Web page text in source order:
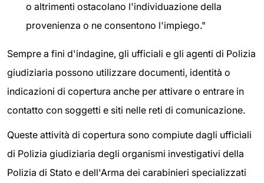
o altrimenti ostacolano l'individuazione della
provenienza o ne consentono l'impiego."
Sempre a fini d'indagine, gli ufficiali e gli agenti di Polizia
giudiziaria possono utilizzare documenti, identità o
indicazioni di copertura anche per attivare o entrare in
contatto con soggetti e siti nelle reti di comunicazione.
Queste attività di copertura sono compiute dagli ufficiali
di Polizia giudiziaria degli organismi investigativi della
Polizia di Stato e dell'Arma dei carabinieri specializzati